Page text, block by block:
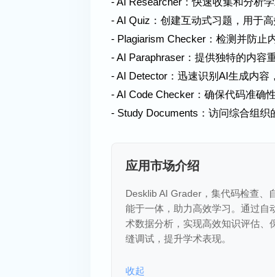
- AI Quiz：创建互动式习题，用于
- Plagiarism Checker：检测并防止
- AI Paraphraser：提供独特的内容
- AI Detector：迅速识别AI生成内容
- AI Code Checker：确保代码准确
- Study Documents：访问综合组织
应用市场介绍
Desklib AI Grader，集代码检查、
能于一体，助力高效学习。通过自
术数据分析，实现高效知识评估、
缝调试，提升学术表现。
收起